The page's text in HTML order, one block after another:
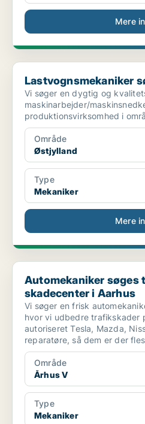
Mere
Lastvognsmekaniker søges nær
Lastvognsmekaniker
Vi søger en dygtig og
maskinarbejder/
produktionsvirksomhed i
Område
Østjylland
Type
Mekaniker
Mere
Automekaniker søges til vores
Automekaniker søges
skadecenter i Aarhus
Vi søger en frisk
hvor vi udbedre trafikskader
autoriseret Tesla, Mazda,
reparatøre, så dem er der
Område
Århus V
Type
Mekaniker